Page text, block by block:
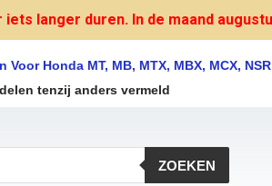
langer duren. In de maand
Honda MT, MB, MTX, MBX, MCX, NSR
tenzij anders vermeld
ZOEKEN